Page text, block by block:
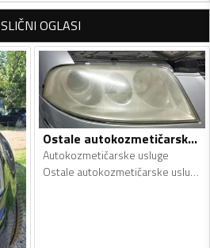
SLIČNI OGLASI
Ostale autokozmetičarske usluge - Autokozmetičarske usluge
Autokozmetičarske usluge
Ostale autokozmetičarske usluge